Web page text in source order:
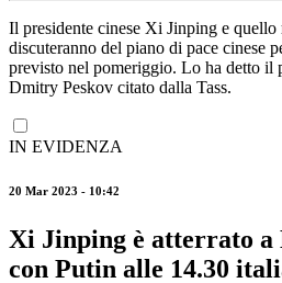
Il presidente cinese Xi Jinping e
discuteranno del piano di pace cinese
previsto nel pomeriggio. Lo ha detto il
Dmitry Peskov citato dalla Tass.
IN EVIDENZA
20 Mar 2023 - 10:42
Xi Jinping è atterrato a
con Putin alle 14.30